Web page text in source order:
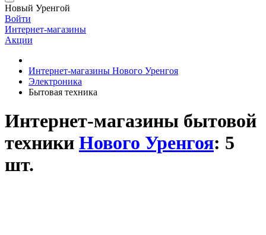
Новый Уренгой
Войти
Интернет-магазины
Акции
Интернет-магазины Нового Уренгоя
Электроника
Бытовая техника
Интернет-магазины бытовой
техники Нового Уренгоя: 5
шт.